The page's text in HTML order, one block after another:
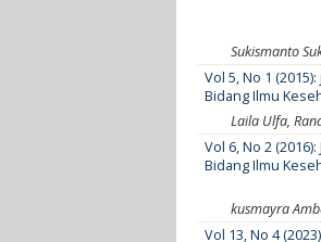
Sukismanto
Vol 5, No 1
Bidang Ilmu
Laila Ulfa,
Vol 6, No 2 (2016):
Bidang Ilmu
kusmayra
Vol 13, No 4